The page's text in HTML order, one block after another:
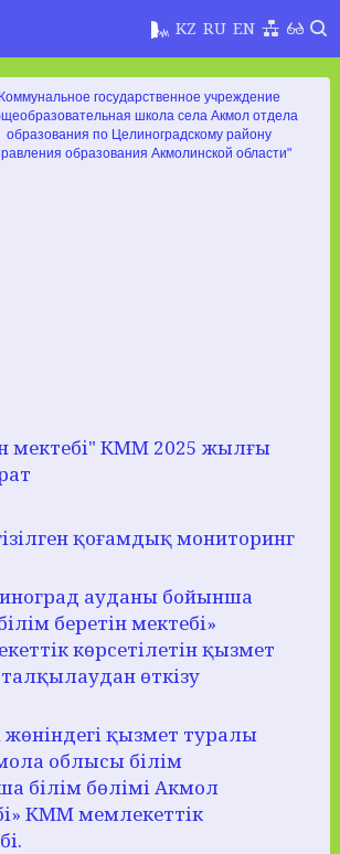
EN
RU
KZ
Коммунальное государственное учреждение
школа села Акмол отдела
образования по Целиноградскому району
образования Акмолинской области"
мектебі" КММ 2025 жылғы
қоғамдық мониторинг
ауданы бойынша
беретін мектебі»
көрсетілетін қызмет
өткізу
қызмет туралы
облысы білім
білім бөлімі Акмол
КММ мемлекеттік